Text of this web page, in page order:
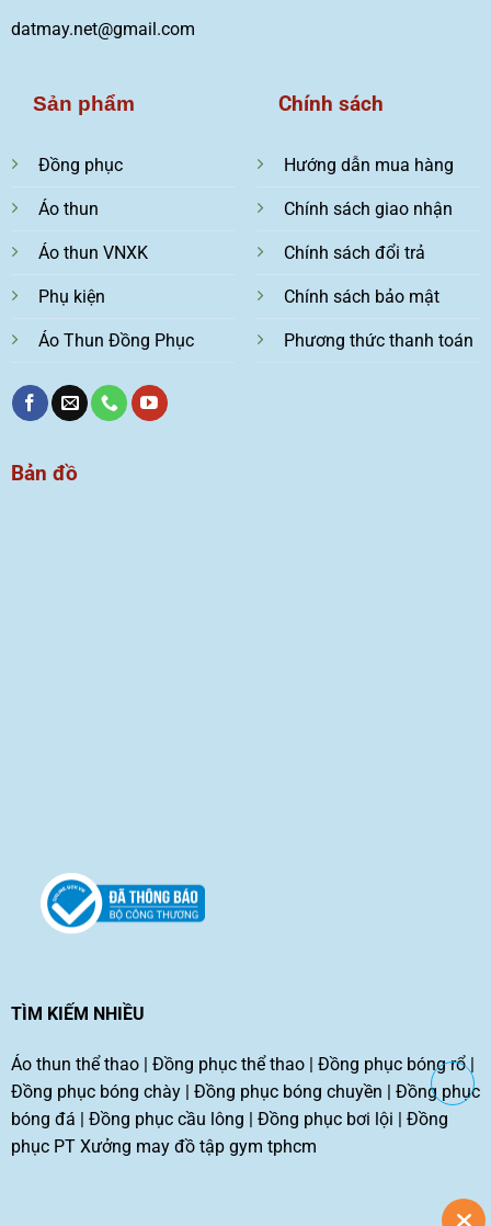
datmay.net@gmail.com
Sản phẩm
Đồng phục
Áo thun
Áo thun VNXK
Phụ kiện
Áo Thun Đồng Phục
Chính sách
Hướng dẫn mua hàng
Chính sách giao nhận
Chính sách đổi trả
Chính sách bảo mật
Phương thức thanh toán
Bản đồ
TÌM KIẾM NHIỀU
Áo thun thể thao| Đồng phục thể thao| Đồng phục bóng rổ|
Đồng phục bóng chày| Đồng phục bóng chuyền
Đồng phục
bóng đá
Đồng phục cầu lông Đồng phục bơi lội
Đồng
phục PT Xưởng may đồ tập gym tphcm